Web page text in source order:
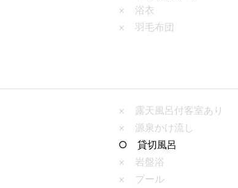
× 浴衣
× 羽毛布団
× 露天風呂付客室あり
× 源泉かけ流し
○ 貸切風呂
× 岩盤浴
× プール